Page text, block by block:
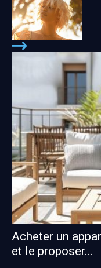
Acheter un
et le proposer...